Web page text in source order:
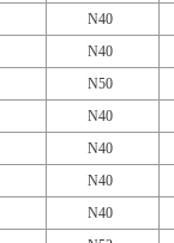
N40
N40
N50
N40
N40
N40
N40